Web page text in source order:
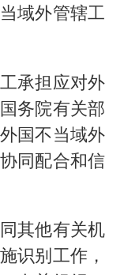
域外管辖工
承担应对外
务院有关部
国不当域外
同配合和信
其他有关机
识别工作，